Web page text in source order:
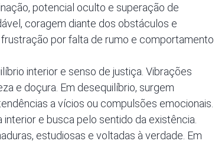
potencial oculto e superação de
coragem diante dos obstáculos e
por falta de rumo e comportamento
interior e senso de justiça. Vibrações
e doçura. Em desequilíbrio, surgem
a vícios ou compulsões emocionais.
e busca pelo sentido da existência.
estudiosas e voltadas à verdade. Em